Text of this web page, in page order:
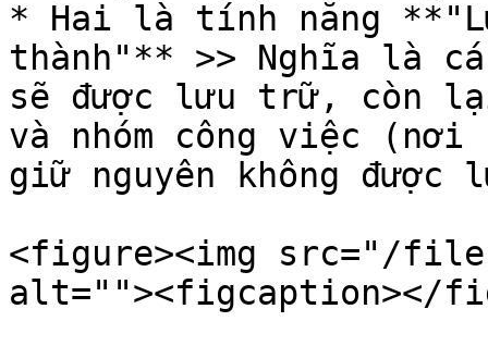
* Hai là tính năng
thành"** >> Nghĩa là
sẽ được lưu trữ, còn
và nhóm công việc (nơi
giữ nguyên không được
<figure><img src="/files/
alt=""><figcaption></